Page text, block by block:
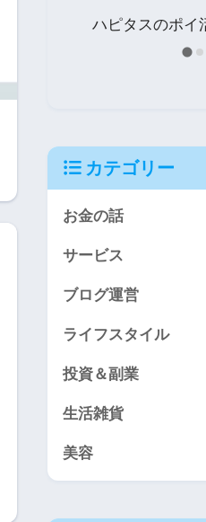
ハピタスのポイ
カテゴリー
お金の話
サービス
ブログ運営
ライフスタイル
投資＆副業
生活雑貨
美容